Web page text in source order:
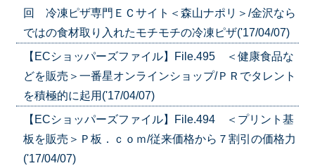
回 冷凍ピザ専門ＥＣサイト＜森山ナポリ＞/金沢なら
ではの食材取り入れたモチモチの冷凍ピザ('17/04/07)
【ECショッパーズファイル】File.495 ＜健康食品な
どを販売＞一番星オンラインショップ/ＰＲでタレント
を積極的に起用('17/04/07)
【ECショッパーズファイル】File.494 ＜プリント基
板を販売＞Ｐ板．ｃｏｍ/従来価格から７割引の価格力
('17/04/07)